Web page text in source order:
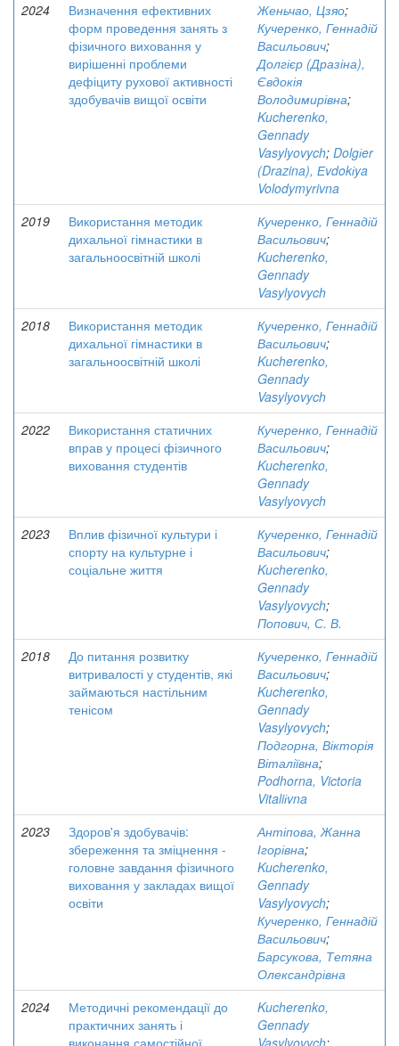
2024
Визначення ефективних
форм проведення занять з
фізичного виховання у
вирішенні проблеми
дефіциту рухової активності
здобувачів вищої освіти
Женьчао, Цзяо;
Кучеренко, Геннадій
Васильович;
Долгієр (Дразіна),
Євдокія
Володимирівна;
Kucherenko,
Gennady
Vasylyovych; Dolgіer
(Drazina), Еvdokіya
Volodymyrivna
2019
Використання методик
дихальної гімнастики в
загальноосвітній школі
Кучеренко, Геннадій
Васильович;
Kucherenko,
Gennady
Vasylyovych
2018
Використання методик
дихальної гімнастики в
загальноосвітній школі
Кучеренко, Геннадій
Васильович;
Kucherenko,
Gennady
Vasylyovych
2022
Використання статичних
вправ у процесі фізичного
виховання студентів
Кучеренко, Геннадій
Васильович;
Kucherenko,
Gennady
Vasylyovych
2023
Вплив фізичної культури і
спорту на культурне і
соціальне життя
Кучеренко, Геннадій
Васильович;
Kucherenko,
Gennady
Vasylyovych;
Попович, С. В.
2018
До питання розвитку
витривалості у студентів, які
займаються настільним
тенісом
Кучеренко, Геннадій
Васильович;
Kucherenko,
Gennady
Vasylyovych;
Подгорна, Вікторія
Віталіївна;
Podhorna, Victoria
Vitaliіvna
2023
Здоров'я здобувачів:
збереження та зміцнення -
головне завдання фізичного
виховання у закладах вищої
освіти
Антіпова, Жанна
Ігорівна;
Kucherenko,
Gennady
Vasylyovych;
Кучеренко, Геннадій
Васильович;
Барсукова, Тетяна
Олександрівна
2024
Методичні рекомендації до
практичних занять і
виконання самостійної
Kucherenko,
Gennady
Vasylyovych;